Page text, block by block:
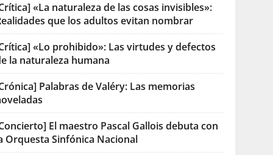
«La naturaleza de las cosas invisibles»:
que los adultos evitan nombrar
«Lo prohibido»: Las virtudes y defectos
la naturaleza humana
Palabras de Valéry: Las memorias
El maestro Pascal Gallois debuta con
Orquesta Sinfónica Nacional